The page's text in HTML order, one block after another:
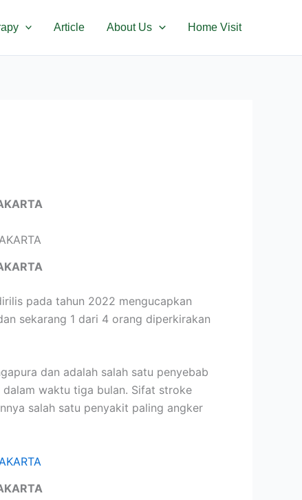
Article About Us Home Visit
pada tahun 2022 mengucapkan
sekarang 1 dari 4 orang diperkirakan
dan adalah salah satu penyebab
waktu tiga bulan. Sifat stroke
salah satu penyakit paling angker